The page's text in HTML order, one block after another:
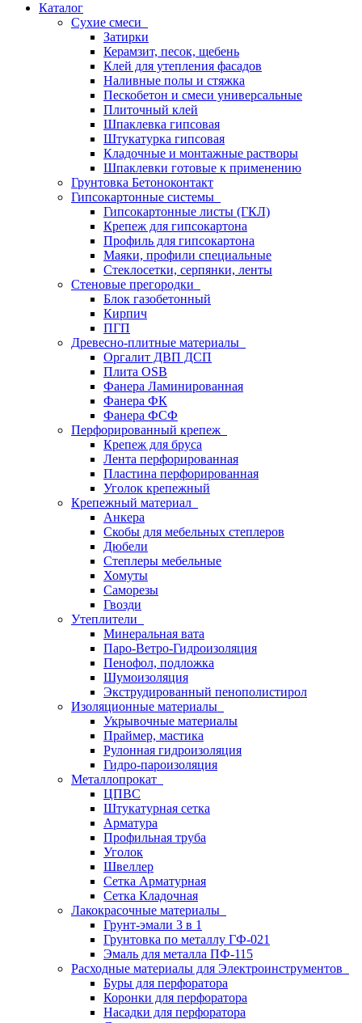
Каталог
Сухие смеси
Затирки
Керамзит, песок, щебень
Клей для утепления фасадов
Наливные полы и стяжка
Пескобетон и смеси универсальные
Плиточный клей
Шпаклевка гипсовая
Штукатурка гипсовая
Кладочные и монтажные растворы
Шпаклевки готовые к применению
Грунтовка Бетоноконтакт
Гипсокартонные системы
Гипсокартонные листы (ГКЛ)
Крепеж для гипсокартона
Профиль для гипсокартона
Маяки, профили специальные
Стеклосетки, серпянки, ленты
Стеновые прегородки
Блок газобетонный
Кирпич
ПГП
Древесно-плитные материалы
Оргалит ДВП ДСП
Плита OSB
Фанера Ламинированная
Фанера ФК
Фанера ФСФ
Перфорированный крепеж
Крепеж для бруса
Лента перфорированная
Пластина перфорированная
Уголок крепежный
Крепежный материал
Анкера
Скобы для мебельных степлеров
Дюбели
Степлеры мебельные
Хомуты
Саморезы
Гвозди
Утеплители
Минеральная вата
Паро-Ветро-Гидроизоляция
Пенофол, подложка
Шумоизоляция
Экструдированный пенополистирол
Изоляционные материалы
Укрывочные материалы
Праймер, мастика
Рулонная гидроизоляция
Гидро-пароизоляция
Металлопрокат
ЦПВС
Штукатурная сетка
Арматура
Профильная труба
Уголок
Швеллер
Сетка Арматурная
Сетка Кладочная
Лакокрасочные материалы
Грунт-эмали 3 в 1
Грунтовка по металлу ГФ-021
Эмаль для металла ПФ-115
Расходные материалы для Электроинструментов
Буры для перфоратора
Коронки для перфоратора
Насадки для перфоратора